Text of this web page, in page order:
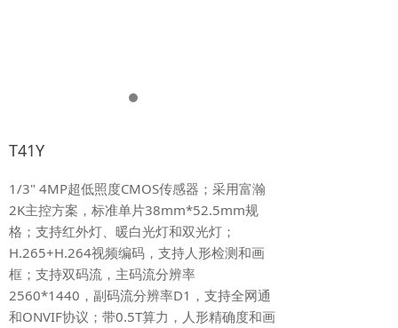
T41Y
1/3" 4MP超低照度CMOS传感器；采用富瀚
2K主控方案，标准单片38mm*52.5mm规
格；支持红外灯、暖白光灯和双光灯；
H.265+H.264视频编码，支持人形检测和画
框；支持双码流，主码流分辨率
2560*1440，副码流分辨率D1，支持全网通
和ONVIF协议；带0.5T算力，人形精确度和画